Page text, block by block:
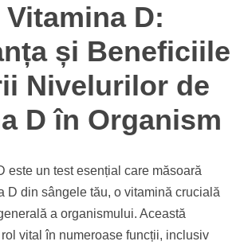
D:
și Beneficiile
Nivelurilor de
D în Organism
este un test esențial care măsoară
D din sângele tău, o vitamină crucială
a organismului. Această
vital în numeroase funcții, inclusiv